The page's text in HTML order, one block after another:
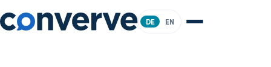
DE EN